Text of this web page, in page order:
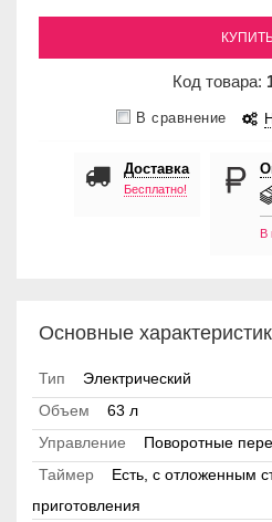
Код товара:
В сравнение
Доставка
Бесплатно!
В
Основные
Тип
Электрический
Объем
63 л
Управление
Поворотные
Таймер
Есть, с отложенным
приготовления